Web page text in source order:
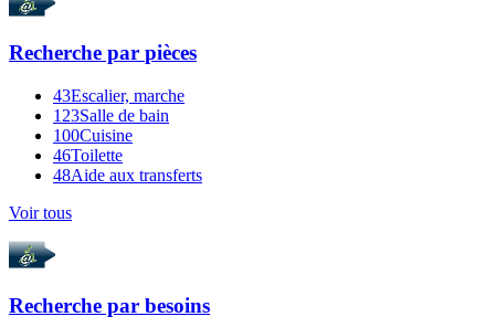
Recherche par pièces
43Escalier, marche
123Salle de bain
100Cuisine
46Toilette
48Aide aux transferts
Voir tous
Recherche par besoins